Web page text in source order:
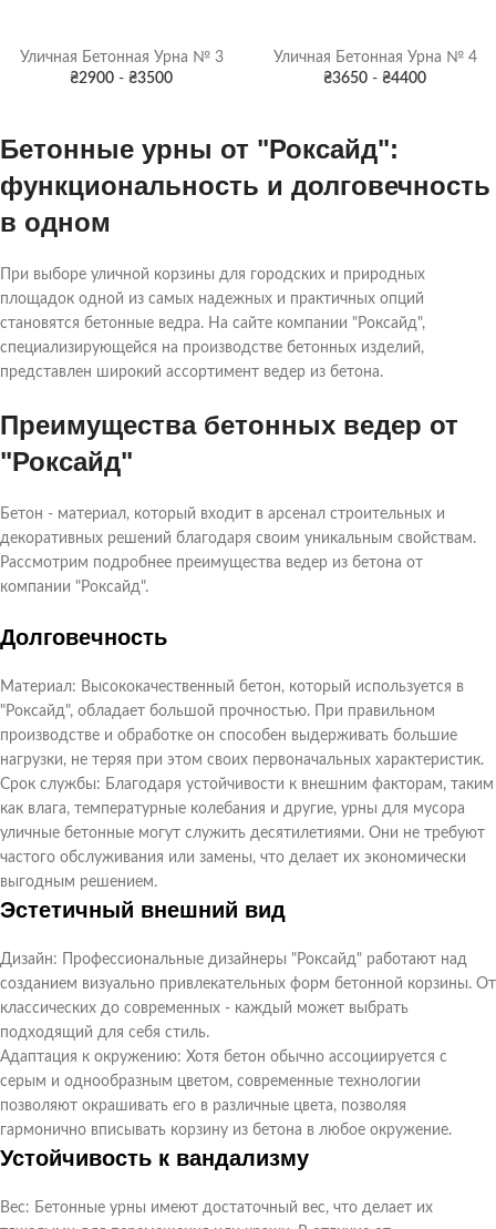
Уличная Бетонная Урна № 3
₴2900 - ₴3500
Уличная Бетонная Урна № 4
₴3650 - ₴4400
Бетонные урны от "Роксайд":
функциональность и долговечность
в одном
При выборе уличной корзины для городских и природных
площадок одной из самых надежных и практичных опций
становятся бетонные ведра. На сайте компании "Роксайд",
специализирующейся на производстве бетонных изделий,
представлен широкий ассортимент ведер из бетона.
Преимущества бетонных ведер от
"Роксайд"
Бетон - материал, который входит в арсенал строительных и
декоративных решений благодаря своим уникальным свойствам.
Рассмотрим подробнее преимущества ведер из бетона от
компании "Роксайд".
Долговечность
Материал: Высококачественный бетон, который используется в
"Роксайд", обладает большой прочностью. При правильном
производстве и обработке он способен выдерживать большие
нагрузки, не теряя при этом своих первоначальных характеристик.
Срок службы: Благодаря устойчивости к внешним факторам, таким
как влага, температурные колебания и другие, урны для мусора
уличные бетонные могут служить десятилетиями. Они не требуют
частого обслуживания или замены, что делает их экономически
выгодным решением.
Эстетичный внешний вид
Дизайн: Профессиональные дизайнеры "Роксайд" работают над
созданием визуально привлекательных форм бетонной корзины. От
классических до современных - каждый может выбрать
подходящий для себя стиль.
Адаптация к окружению: Хотя бетон обычно ассоциируется с
серым и однообразным цветом, современные технологии
позволяют окрашивать его в различные цвета, позволяя
гармонично вписывать корзину из бетона в любое окружение.
Устойчивость к вандализму
Вес: Бетонные урны имеют достаточный вес, что делает их